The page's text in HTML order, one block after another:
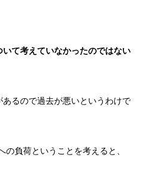
いて考えていなかったのではない
るので過去が悪いというわけで
の負荷ということを考えると、